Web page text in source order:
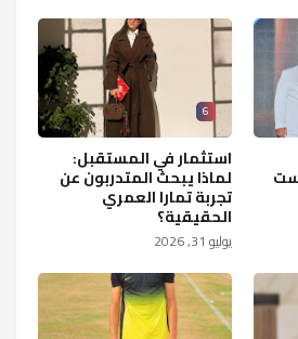
6
استثمار في المستقبل:
لماذا يبحث المتدربون عن
تجربة تمارا العمري
الحقيقية؟
يوليو 31, 2026